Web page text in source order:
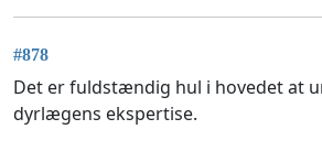
#878
Det er fuldstændig hul i hovedet at
dyrlægens ekspertise.